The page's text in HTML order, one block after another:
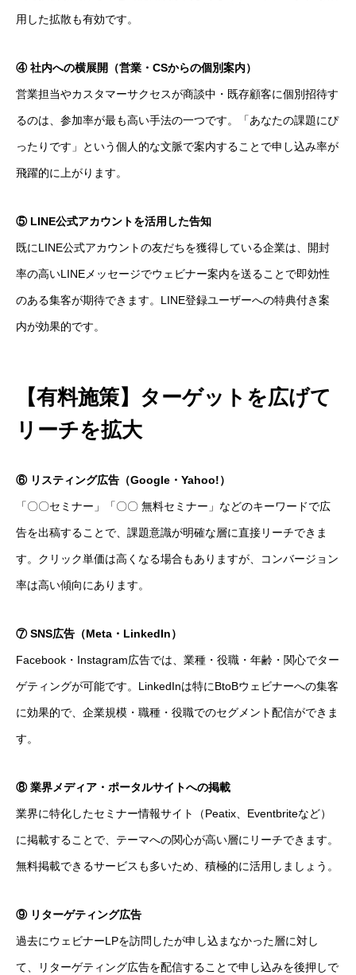
用した拡散も有効です。
④ 社内への横展開（営業・CSからの個別案内）
営業担当やカスタマーサクセスが商談中・既存顧客に個別招待す
るのは、参加率が最も高い手法の一つです。「あなたの課題にぴ
ったりです」という個人的な文脈で案内することで申し込み率が
飛躍的に上がります。
⑤ LINE公式アカウントを活用した告知
既にLINE公式アカウントの友だちを獲得している企業は、開封
率の高いLINEメッセージでウェビナー案内を送ることで即効性
のある集客が期待できます。LINE登録ユーザーへの特典付き案
内が効果的です。
【有料施策】ターゲットを広げて
リーチを拡大
⑥ リスティング広告（Google・Yahoo!）
「〇〇セミナー」「〇〇 無料セミナー」などのキーワードで広
告を出稿することで、課題意識が明確な層に直接リーチできま
す。クリック単価は高くなる場合もありますが、コンバージョン
率は高い傾向にあります。
⑦ SNS広告（Meta・LinkedIn）
Facebook・Instagram広告では、業種・役職・年齢・関心でター
ゲティングが可能です。LinkedInは特にBtoBウェビナーへの集客
に効果的で、企業規模・職種・役職でのセグメント配信ができま
す。
⑧ 業界メディア・ポータルサイトへの掲載
業界に特化したセミナー情報サイト（Peatix、Eventbriteなど）
に掲載することで、テーマへの関心が高い層にリーチできます。
無料掲載できるサービスも多いため、積極的に活用しましょう。
⑨ リターゲティング広告
過去にウェビナーLPを訪問したが申し込まなかった層に対し
て、リターゲティング広告を配信することで申し込みを後押しで